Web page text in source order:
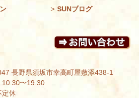
> SUNブログ
長野県須坂市幸高町屋敷添438-1
10:30〜19:30
定休